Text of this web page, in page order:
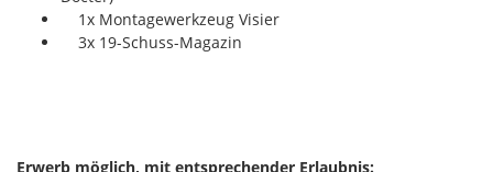
1x Montagewerkzeug Visier
3x 19-Schuss-Magazin
Erwerb möglich, mit entsprechender Erlaubnis: